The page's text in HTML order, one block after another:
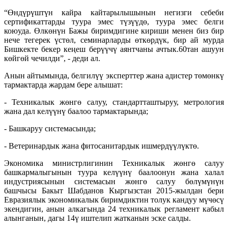
“Өндүрүштүн кайра кайтарылышынын негизги себеби
сертификаттарды туура эмес түзүүдө, туура эмес белги
коюуда. Өлкөнүн Бажы биримдигине кириши менен биз бир
нече тегерек үстөл, семинарларды өткөрдүк, бир ай мурда
Бишкекте бекер кеңеш берүүчү аянтчаны ачтык.60тан ашуун
көйгөй чечилди”, - деди ал.
Анын айтымында, белгилүү эксперттер жана адистер төмөнкү
тармактарда жардам бере алышат:
- Техникалык жөнгө салуу, стандартташтыруу, метрология
жана дал келүүнү баалоо тармактарында;
- Башкаруу системасында;
- Ветеринардык жана фитосанитардык ишмердүүлүктө.
Экономика министрлигинин Техникалык жөнгө салуу
башкармалыгынын туура келүүнү баалоонун жана халал
индустриясынын системасын жөнгө салуу бөлүмүнүн
башчысы Бакыт Шабданов Кыргызстан 2015-жылдан бери
Евразиялык экономикалык биримдиктин толук кандуу мүчөсү
экендигин, анын алкагында 24 техникалык регламент кабыл
алынганын, дагы 14ү иштелип жатканын эске салды.